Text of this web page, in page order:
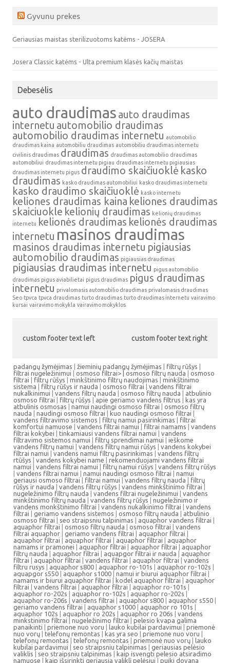
Gyvunu prekes
Geriausias maistas sterilizuotoms katėms - JOSERA
Josera Classic katėms - Ulta premium klasės kačių maistas
Debesėlis
auto draudimas auto draudimas
internetu automobilio draudimas
automobilio draudimas internetu automobilio
draudimas kaina automobiliu draudimas automobiliu draudimas internetu
civilinis draudimas draudimas draudimas automobilio draudimas
automobiliui draudimas internetu pigiau draudimas internetu pigiausias
draudimas internetu pigus draudimo skaičiuoklė kasko
draudimas kasko draudimas automobiliui kasko draudimas internetu
kasko draudimo skaičiuoklė kasko internetu
keliones draudimas kaina keliones draudimas
skaiciuokle kelionių draudimas kelionių draudimas
internetu
kelionės draudimas kelionės draudimas
internetu masinos draudimas
masinos draudimas internetu pigiausias
automobilio draudimas pigiausias draudimas
pigiausias draudimas internetu pigus automobilio
draudimas pigus aviabilietai pigus draudimas pigus draudimas
internetu privalomasis automobilio draudimas privalomasis draudimas
Seo tpvca tpvca draudimas turto draudimas turto draudimas internetu vairavimo
kursai vairavimo mokykla vairavimo mokyklos
custom footer text left custom footer text right
padangų žymėjimas | žieminių padangų žymėjimas | filtrų rūšys |
filtrai nugeležinimui | osmoso filtrai> | osmoso filtrų nauda | osmoso
filtrai | filtrų rūšys | minkštinimo filtrų naudojimas | minkštinimo
sistema | filtrų rūšys ir nauda | osmoso filtrai | vandens filtrai
nukalkinimui |vandens filtrų nauda | osmoso filtrų nauda | atbulinio
osmoso filtrai | filtrų rūšys |apie geriamo vandens filtrus | kas yra
atbulinis osmosas | namui naudingi osmoso filtrai | osmoso filtrų
nauda | naudingi osmoso filtrai | kuo naudingi osmoso filtrai |
vandens filtravimo sistemos | filtrų namui pasirinkimas | filtrai
komfortui namuose | vandens filtrai namui | filtrai namams | vandens
filtrai kokybei | tinkamiausi vandens filtrai namui | vandens
filtravimo sistemos namui | filtrų sprendimai namui | ieškome
vandens filtrų namui | vandens filtrų namui rūšys | vandens kokybei
filtrai namui |vandens namui filtrų pasirinkimas | vandens filtrų
rtūšys | vandens kokybei name | rekomenduojami vandens filtrai
namui | vandens filtrai namui | filtrų namui rūšys | vandens filtrų rūšys
| vandens filtrai namui | namui naudingi osmoso filtrai | namui
geriausi osmoso filtrai | filtrai namui | vandens filtrų nauda | filtrų
rūšys ir nauda | vandens filtrų rūšys | vandens minkštinimo filtrai |
nugeležinimo filtrų nauda | vandens filtrai nugeležinimui | vandens
minkštinimo filtrų nauda | vandens filtrų rūšys | nugeležinimo ir
vandens monkštinimo filtrai | vandens nukalkinimo filtrai | vandens
filtrai | geriamo vandens sistemos | osmoso filtrų nauda | atbulinio
osmoso filtrai | seo straipsniu talpinimas | aquaphor vandens filtrai |
aquaphor filtrai | osmoso filtrų nauda | osmoso filtrai | vandens
filtrai aquaphor | geriamo vandens filtrai | aquaphor filtrai |
aquaphor filtrai | aquaphor filtrai | aquaphor filtrai | aquaphor
namams ir pramonei | aquaphor filtrai | aquaphor filtrai | aquaphor
filtrų nauda | aquaphor filtrai | aquapgor filtrai ir nauda | aquaphor
filtrai | aquaphor filtrai | vandens filtrai | aquaphor filtrai | vandens
filtru rusys | aquaphor s800 | aquaphor ro-101s | aquaphor ro-102s |
aquapgor s550 | aquaphor s1000 | namui ir biurui aquaphor filtrai |
namams ir biurui aquaphor filtrai | kodel aquaphor filtrai | aquaphor
filtrai | vandens filtrai | aquaphor filtrai | aquaphor ro-101s |
aquaphor ro-202s | aquaphor ro-102s | aquaphor ro-202s |
aquaphor ro-206s | vandens filtrai | aquaphor s800 | aquaphor s550 |
geriamo vandens filtrai | aquaphor s1000 | aquaphor ro 101s |
aquaphor 102s | aquaphor ro 202s | aquaphor ro 206s | vandens
minkstinimo filtrai | nugeležinimo filtrai | pelesio kvapa galima
panaikinti | priemone nuo voru | lauko kubilai pardavimui | priemonė
nuo vorų | telefonų remontas | kas yra seo | priemone nuo voru |
telefonų remontas| telefonų remontas | priemonė nuo vorų | lauko
kubilai pardavimui | seo straipsniu talpinimas | geriausias pelėsio
valiklis | seo straipsniu talpinimas | kaip isvengti pelesio atsiradimo
namuose | kaip išsirinkti geriausią valiklį pelėsiui | puiki dovana